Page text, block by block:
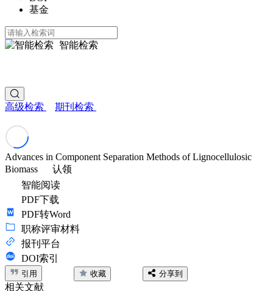
基金
智能检索
高级检索 期刊检索
Advances in Component Separation Methods of Lignocellulosic
Biomass
认领
智能阅读
PDF下载
PDF转Word
职称评审材料
报刊平台
DOI索引
引用 收藏 分享到
相关文献